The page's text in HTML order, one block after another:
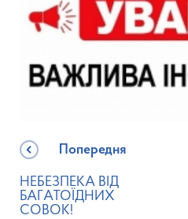
Попередня
НЕБЕЗПЕКА ВІД
БАГАТОЇДНИХ
СОВОК!